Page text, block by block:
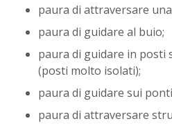
paura di attraversare
paura di guidare al buio;
paura di guidare in posti
(posti molto isolati);
paura di guidare sui
paura di attraversare